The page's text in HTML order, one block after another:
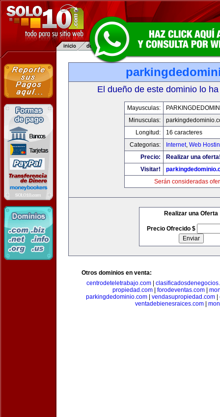
El dueño de este dominio lo
Mayusculas:
Minusculas:
Longitud:
16 caracteres
Categorias:
Internet, Web
Precio:
Realizar una
Visitar!
Serán consideradas
Realizar una Oferta
Precio Ofrecido $
Otros dominios en venta:
centrodeteletrabajo.com
propiedad.com
forodeventas.com
parkingdedominio.com| vendasupropiedad.com|
ventadebienesraices.com